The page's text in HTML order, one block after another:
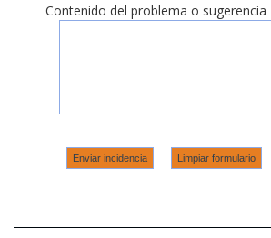
Contenido del problema o sugerencia